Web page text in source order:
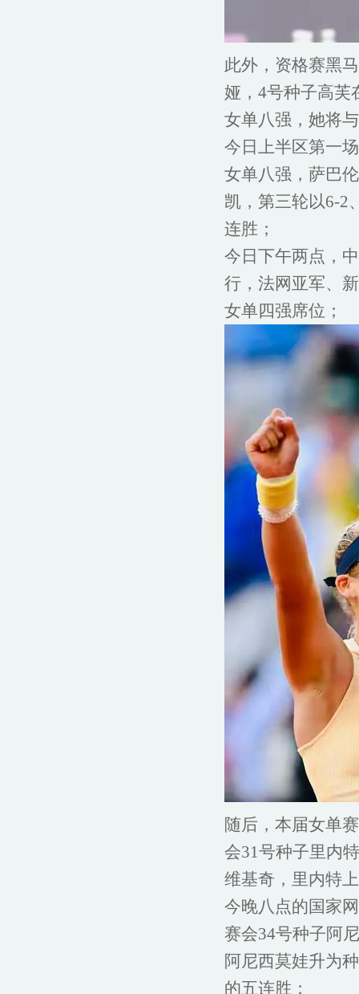
此外，资格赛黑
娅，4号种子高芙
女单八强，她将
今日上半区第一
女单八强，萨巴
凯，第三轮以6-2
连胜；
今日下午两点，
行，法网亚军、
女单四强席位；
随后，本届女单
会31号种子里内
维基奇，里内特
今晚八点的国家
赛会34号种子阿
阿尼西莫娃升为
的五连胜；